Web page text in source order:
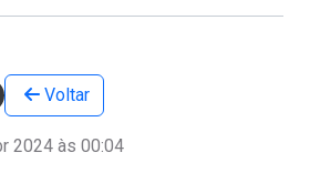
Voltar
2024 às 00:04